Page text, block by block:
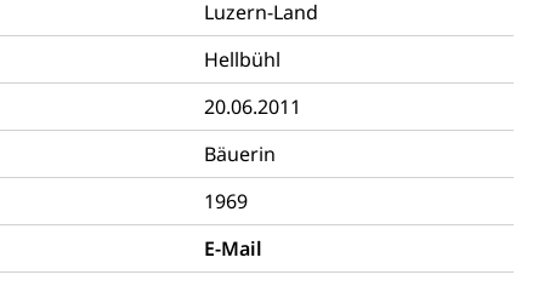
Luzern-Land
Hellbühl
20.06.2011
Bäuerin
1969
E-Mail